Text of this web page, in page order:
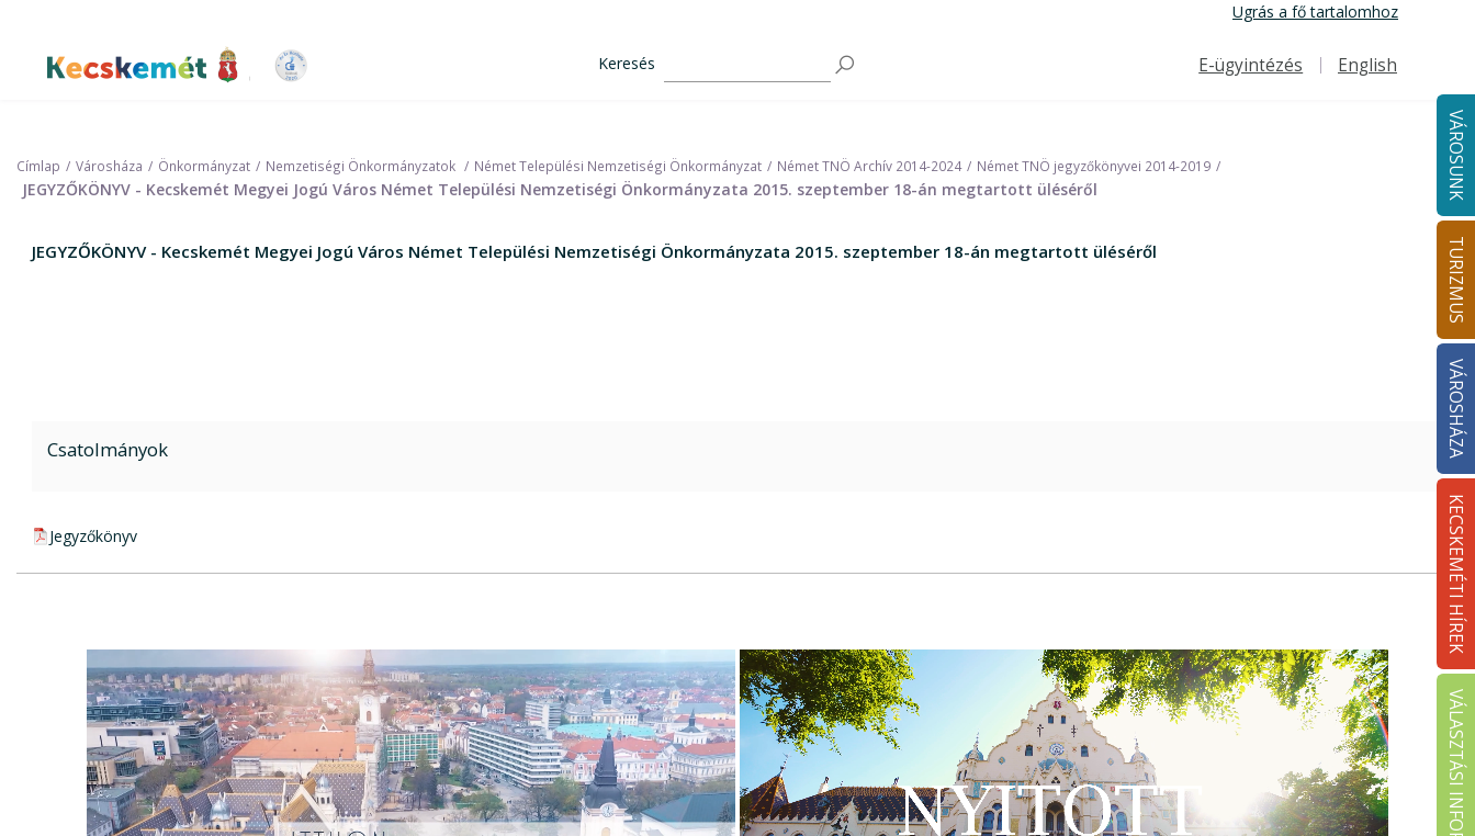
tartalomra
Ugrás a fő tartalomhoz
Kecskemét Város Honlapja
Keresés
Felső navigáció
E-ügyintézés English
VÁROSUNK
TURIZMUS
VÁROSHÁZA
KECSKEMÉTI HÍREK
Címlap Városháza Önkormányzat Nemzetiségi Önkormányzatok Német Települési Nemzetiségi Önkormányzat Német TNÖ Archív 2014-2024 Német TNÖ jegyzőkönyvei 2014-2019
JEGYZŐKÖNYV - Kecskemét Megyei Jogú Város Német Települési Nemzetiségi Önkormányzata 2015. szeptember 18-án megtartott üléséről
JEGYZŐKÖNYV - Kecskemét Megyei Jogú Város Német Települési Nemzetiségi Önkormányzata 2015. szeptember 18-án megtartott üléséről
Csatolmányok
pdf csatolmány:
Jegyzőkönyv